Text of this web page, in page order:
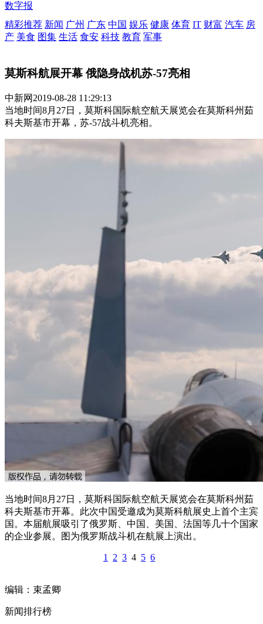
数字报
精彩推荐 新闻 广州 广东 中国 娱乐 健康 体育 IT 财富 汽车 房
产 美食 图集 生活 食安 科技 教育 军事
莫斯科航展开幕 俄隐身战机苏-57亮相
中新网 2019-08-28 11:29:13
当地时间8月27日，莫斯科国际航空航天展览会在莫斯科州茹
科夫斯基市开幕，苏-57战斗机亮相。
当地时间8月27日，莫斯科国际航空航天展览会在莫斯科州茹
科夫斯基市开幕。此次中国受邀成为莫斯科航展史上首个主宾
国。本届航展吸引了俄罗斯、中国、美国、法国等几十个国家
的企业参展。图为俄罗斯战斗机在航展上演出。
1 2 3 4 5 6
编辑：束孟卿
新闻排行榜